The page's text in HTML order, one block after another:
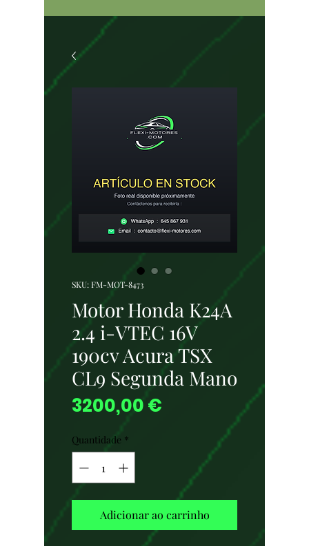
SKU: FM-MOT-8473
Motor Honda K24A
2.4 i-VTEC 16V
190cv Acura TSX
CL9 Segunda Mano
3200,00 €
Quantidade *
Adicionar ao carrinho